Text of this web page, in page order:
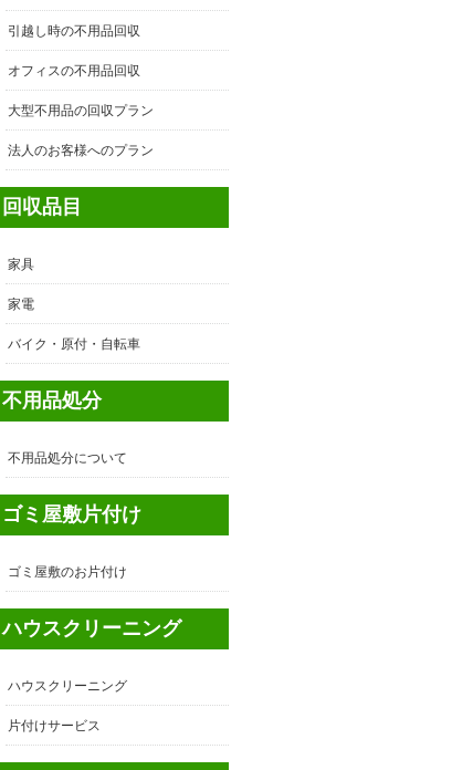
引越し時の不用品回収
オフィスの不用品回収
大型不用品の回収プラン
法人のお客様へのプラン
回収品目
家具
家電
バイク・原付・自転車
不用品処分
不用品処分について
ゴミ屋敷片付け
ゴミ屋敷のお片付け
ハウスクリーニング
ハウスクリーニング
片付けサービス